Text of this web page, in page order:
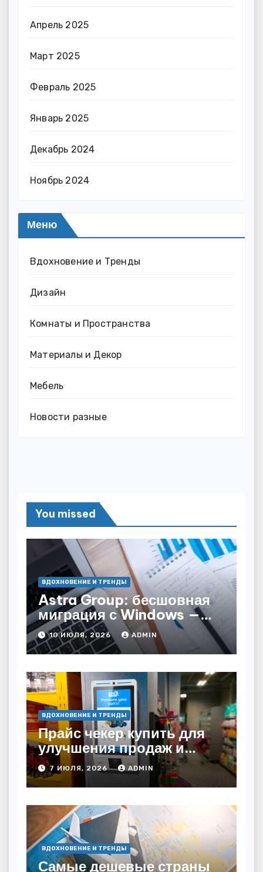
Апрель 2025
Март 2025
Февраль 2025
Январь 2025
Декабрь 2024
Ноябрь 2024
Меню
Вдохновение и Тренды
Дизайн
Комнаты и Пространства
Материалы и Декор
Мебель
Новости разные
You missed
ВДОХНОВЕНИЕ И ТРЕНДЫ
Astra Group: бесшовная
миграция с Windows —
как сохранить бизнес-
непрерывность
10 ИЮЛЯ, 2026 ADMIN
ВДОХНОВЕНИЕ И ТРЕНДЫ
Прайс чекер купить для
улучшения продаж и
автоматизации
7 ИЮЛЯ, 2026 ADMIN
ВДОХНОВЕНИЕ И ТРЕНДЫ
Самые дешевые страны